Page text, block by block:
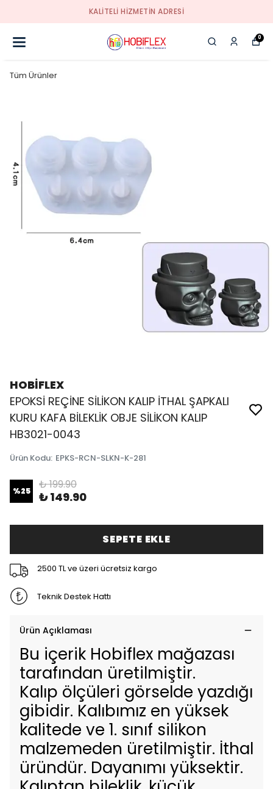
KALİTELİ HİZMETİN ADRESİ
0
Tüm Ürünler
HOBİFLEX
EPOKSİ REÇİNE SİLİKON KALIP İTHAL ŞAPKALI
KURU KAFA BİLEKLİK OBJE SİLİKON KALIP
HB3021-0043
Ürün Kodu: EPKS-RCN-SLKN-K-281
%25 ₺ 199.90
₺ 149.90
SEPETE EKLE
2500 TL ve üzeri ücretsiz kargo
Teknik Destek Hattı
Ürün Açıklaması
Bu içerik Hobiflex mağazası
tarafından üretilmiştir.
Kalıp ölçüleri görselde yazdığı
gibidir. Kalıbımız en yüksek
kalitede ve 1. sınıf silikon
malzemeden üretilmiştir. İthal
üründür. Dayanımı yüksektir.